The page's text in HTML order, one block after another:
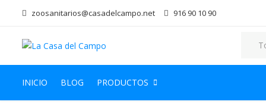
zoosanitarios@casadelcampo.net 916 90 10 90
INICIO BLOG PRODUCTOS